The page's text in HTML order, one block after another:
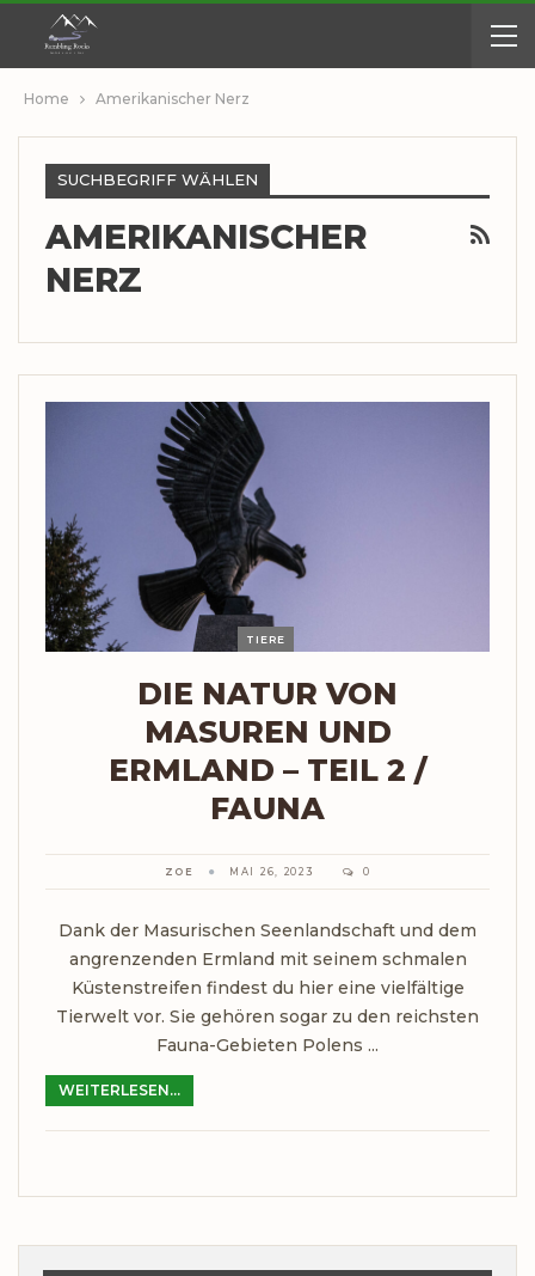
Home Amerikanischer Nerz
SUCHBEGRIFF WÄHLEN
AMERIKANISCHER
NERZ
TIERE
DIE NATUR VON
MASUREN UND
ERMLAND – TEIL 2 /
FAUNA
ZOE MAI 26, 2023 0
Dank der Masurischen Seenlandschaft und dem
angrenzenden Ermland mit seinem schmalen
Küstenstreifen findest du hier eine vielfältige
Tierwelt vor. Sie gehören sogar zu den reichsten
Fauna-Gebieten Polens ...
WEITERLESEN...